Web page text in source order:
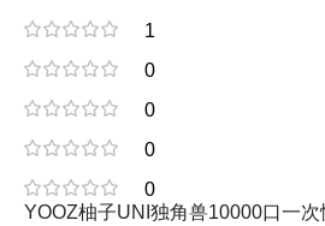
1
0
0
0
0
YOOZ柚子UNI独角兽10000口一